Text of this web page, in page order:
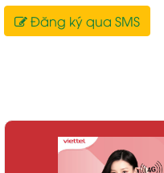
Đăng ký qua SMS